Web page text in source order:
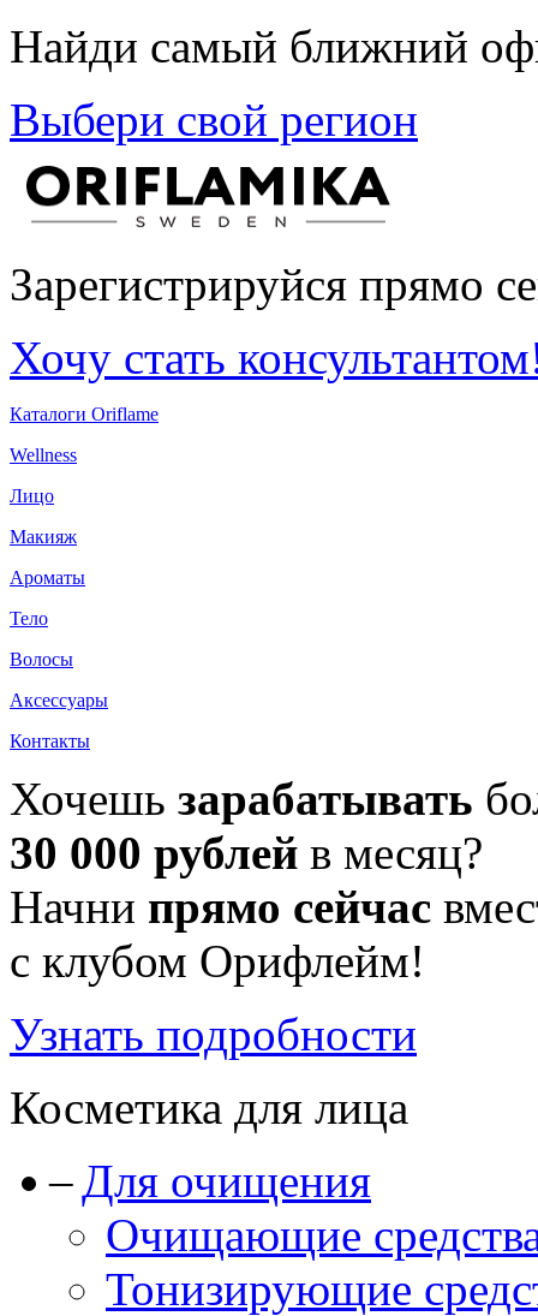
Найди самый ближний
Выбери свой регион
Зарегистрируйся прямо
Хочу стать
Каталоги Oriflame
Wellness
Лицо
Макияж
Ароматы
Тело
Волосы
Аксессуары
Контакты
Хочешь зарабатывать
30 000 рублей в месяц?
Начни прямо сейчас
с клубом Орифлейм!
Узнать подробности
Косметика для лица
Для очищения
Очищающие
Тонизирующие